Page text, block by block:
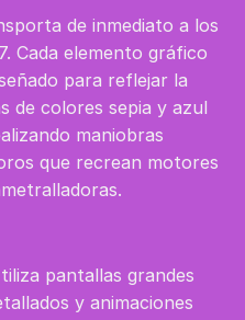
de inmediato a los
Cada elemento gráfico
para reflejar la
de colores sepia y azul
maniobras
que recrean motores
pantallas grandes
y animaciones